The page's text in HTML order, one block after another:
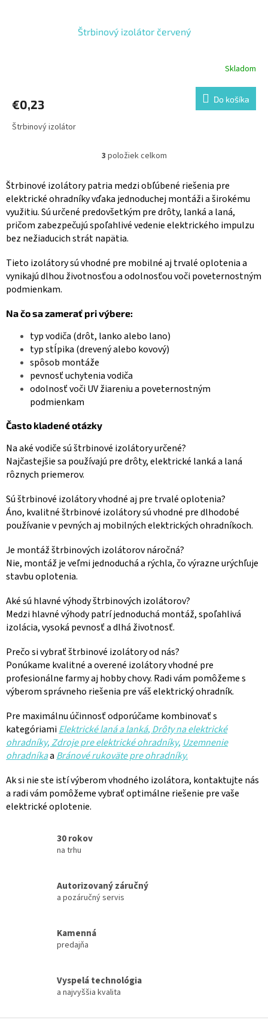
Štrbinový izolátor červený
Skladom
€0,23 Do košíka
Štrbinový izolátor
O
l
á
d
a
c
p
r
ý
p
i
3 položiek celkom
Štrbinové izolátory patria medzi obľúbené riešenia pre
elektrické ohradníky vďaka jednoduchej montáži a širokému
využitiu. Sú určené predovšetkým pre drôty, lanká a laná,
pričom zabezpečujú spoľahlivé vedenie elektrického impulzu
bez nežiaducich strát napätia.
Tieto izolátory sú vhodné pre mobilné aj trvalé oplotenia a
vynikajú dlhou životnosťou a odolnosťou voči poveternostným
podmienkam.
Na čo sa zamerať pri výbere:
typ vodiča (drôt, lanko alebo lano)
typ stĺpika (drevený alebo kovový)
spôsob montáže
pevnosť uchytenia vodiča
odolnosť voči UV žiareniu a poveternostným
podmienkam
Často kladené otázky
Na aké vodiče sú štrbinové izolátory určené?
Najčastejšie sa používajú pre drôty, elektrické lanká a laná
rôznych priemerov.
Sú štrbinové izolátory vhodné aj pre trvalé oplotenia?
Áno, kvalitné štrbinové izolátory sú vhodné pre dlhodobé
používanie v pevných aj mobilných elektrických ohradníkoch.
Je montáž štrbinových izolátorov náročná?
Nie, montáž je veľmi jednoduchá a rýchla, čo výrazne urýchľuje
stavbu oplotenia.
Aké sú hlavné výhody štrbinových izolátorov?
Medzi hlavné výhody patrí jednoduchá montáž, spoľahlivá
izolácia, vysoká pevnosť a dlhá životnosť.
Prečo si vybrať štrbinové izolátory od nás?
Ponúkame kvalitné a overené izolátory vhodné pre
profesionálne farmy aj hobby chovy. Radi vám pomôžeme s
výberom správneho riešenia pre váš elektrický ohradník.
Pre maximálnu účinnosť odporúčame kombinovať s
kategóriamiElektrické laná a lanká, Drôty na elektrické
ohradníky,Zdroje pre elektrické ohradníky, Uzemnenie
ohradníkaa Bránové rukoväte pre ohradníky.
Ak si nie ste istí výberom vhodného izolátora, kontaktujte nás
a radi vám pomôžeme vybrať optimálne riešenie pre vaše
elektrické oplotenie.
30 rokov
na trhu
Autorizovaný záručný
a pozáručný servis
Kamenná
predajňa
Vyspelá technológia
a najvyššia kvalita